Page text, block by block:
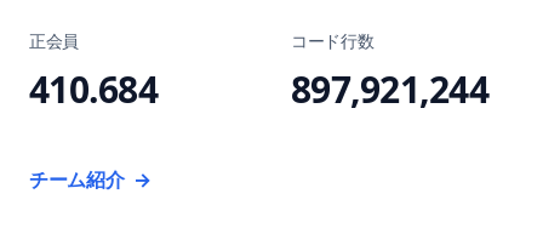
正会員
410.684
コード行数
897,921,244
チーム紹介 →